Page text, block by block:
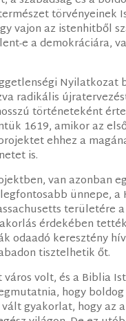
törvényeinek
vajon az istenhitből
e a demokráciára,
Nyilatkozat
radikális
történeteként
1619, amikor az
ehhez a
is.
van azonban
ünnepe,
területére
érdekében
odaadó keresztény
tisztelhetik őt.
volt, és a Biblia
hogy
gyakorlat, hogy az